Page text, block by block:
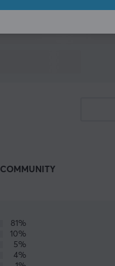
COMMUNITY
81%
10%
5%
4%